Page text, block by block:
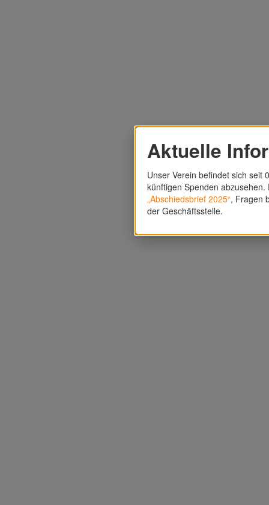
Aktuelle
Unser Verein befindet sich seit
künftigen Spenden
„Abschiedsbrief 2025“, Fragen
der Geschäftsstelle.